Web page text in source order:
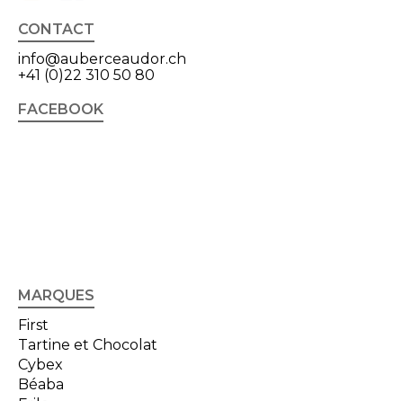
CONTACT
info@auberceaudor.ch
+41 (0)22 310 50 80
FACEBOOK
MARQUES
First
Tartine et Chocolat
Cybex
Béaba